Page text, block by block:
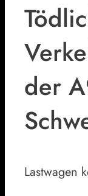
der
Lastwagen